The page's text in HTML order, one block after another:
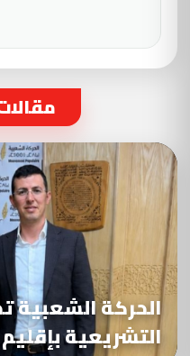
الحركة الشعبية
التشريعية